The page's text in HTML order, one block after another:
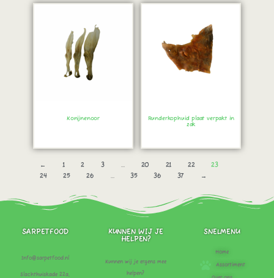
Konijnenoor
Runderkophuid plaat verpakt in
zak
← 1 2 3 … 20 21 22
23
24
25 26 … 35 36 37 →
SARPETFOOD
Info@sarpetfood.nl
Slachthuiskade 22a,
KUNNEN WIJ JE
HELPEN?
Kunnen wij je ergens mee
helpen?
SNELMENU
Home
Assortiment